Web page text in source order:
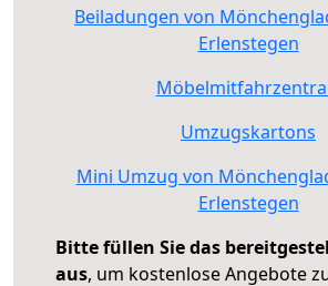
Beiladungen von
Erlenstegen
Umzugskartons
Mini Umzug von
Erlenstegen
Bitte füllen Sie das
aus, um kostenlose Angebote